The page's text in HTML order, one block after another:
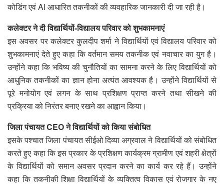
कोडिंग एवं AI आधारित तकनीकों की व्यवहारिक जानकारी दी जा रही है।
कलेक्टर ने दी विद्यार्थियों-विद्यालय परिवार को शुभकामनाएं
इस अवसर पर कलेक्टर कुलदीप शर्मा ने विद्यार्थियों एवं विद्यालय परिवार को
शुभकामनाएं देते हुए कहा कि वर्तमान समय तकनीक एवं नवाचार का युग है।
उन्होंने कहा कि भविष्य की चुनौतियों का सामना करने के लिए विद्यार्थियों को
आधुनिक तकनीकों का ज्ञान होना अत्यंत आवश्यक है। उन्होंने विद्यार्थियों से
पूरे मनोयोग एवं लगन के साथ प्रशिक्षण प्राप्त करने तथा सीखने की
प्रक्रिया को निरंतर बनाए रखने का आह्वान किया।
जिला पंचायत CEO ने विद्यार्थियों को किया संबोधित
इसके पश्चात जिला पंचायत सीईओ दिव्या अग्रवाल ने विद्यार्थियों को संबोधित
करते हुए कहा कि इस प्रकार के प्रशिक्षण कार्यक्रम ग्रामीण एवं शहरी क्षेत्रों
के विद्यार्थियों को समान अवसर प्रदान करने का कार्य कर रहे हैं। उन्होंने
कहा कि तकनीकी शिक्षा विद्यार्थियों के व्यक्तित्व विकास एवं रोजगार के नए